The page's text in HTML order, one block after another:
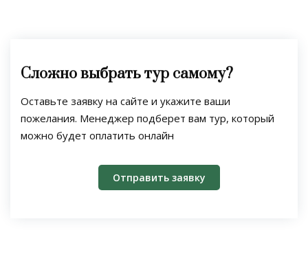
Сложно выбрать тур самому?
Оставьте заявку на сайте и укажите ваши
пожелания. Менеджер подберет вам тур, который
можно будет оплатить онлайн
Отправить заявку